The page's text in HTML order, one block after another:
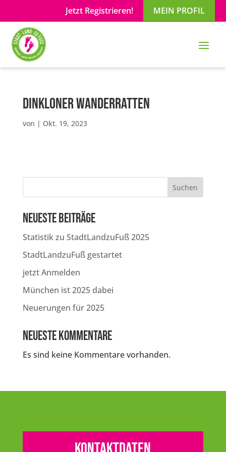
Jetzt Registrieren! MEIN PROFIL
Dinkloner Wanderratten
von | Okt. 19, 2023
Suchen
Neueste Beiträge
Statistik zu StadtLandzuFuß 2025
StadtLandzuFuß gestartet
jetzt Anmelden
München ist 2025 dabei
Neuerungen für 2025
Neueste Kommentare
Es sind keine Kommentare vorhanden.